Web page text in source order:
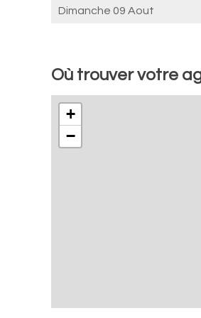
Dimanche 09 Aout
Où trouver votre
+
−